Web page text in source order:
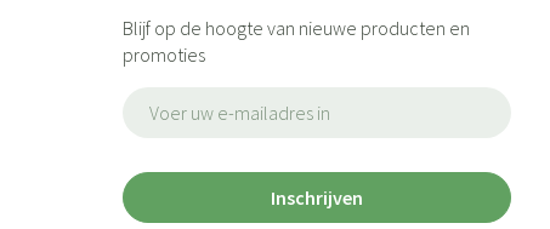
Blijf op de hoogte van nieuwe producten en
promoties
Inschrijven